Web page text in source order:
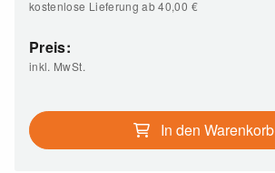
kostenlose Lieferung ab 40,00 €
Preis:
inkl. MwSt.
In den Warenkorb